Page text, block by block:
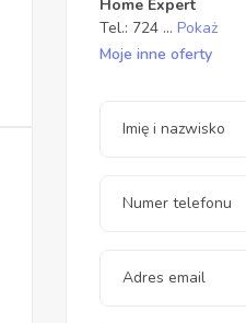
Home Expert
Tel.: 724 ... Pokaż
Moje inne oferty